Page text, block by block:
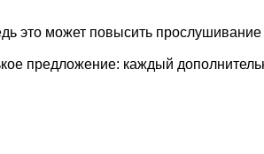
это может повысить
предложение: каждый